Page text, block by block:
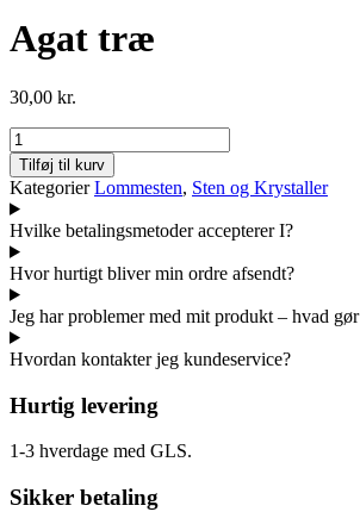
Agat træ
30,00 kr.
Agat
træ
antal
Tilføj til kurv
Kategorier Lommesten, Sten og Krystaller
Hvilke betalingsmetoder accepterer I?
Hvor hurtigt bliver min ordre afsendt?
Jeg har problemer med mit produkt – hvad
Hvordan kontakter jeg kundeservice?
Hurtig levering
1-3 hverdage med GLS.
Sikker betaling